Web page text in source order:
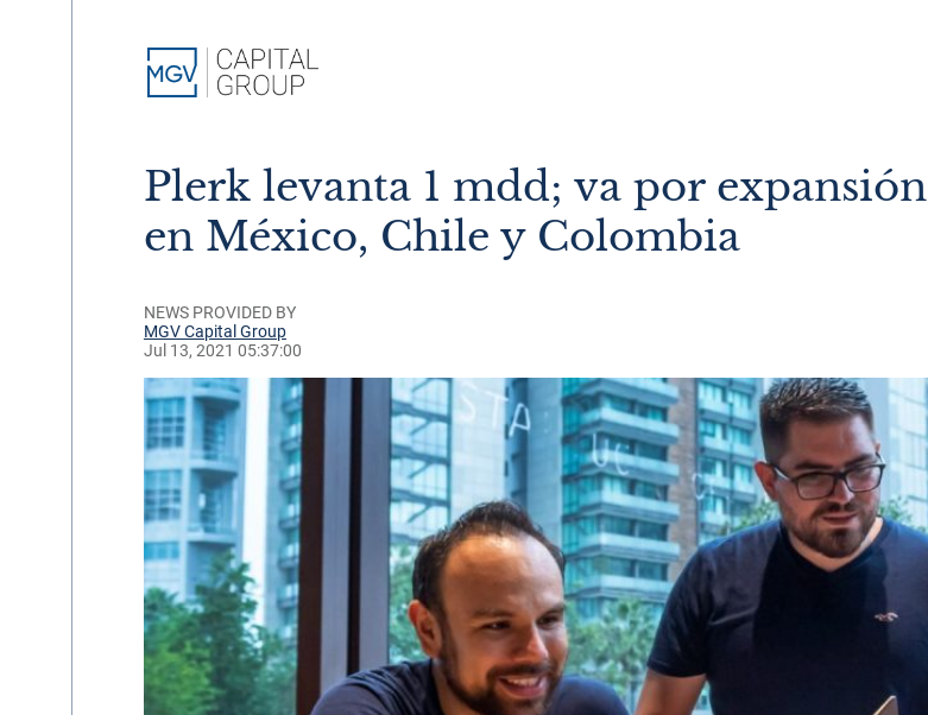
Plerk levanta 1 mdd; va por expansión
en México, Chile y Colombia
NEWS PROVIDED BY
MGV Capital Group
Jul 13, 2021 05:37:00